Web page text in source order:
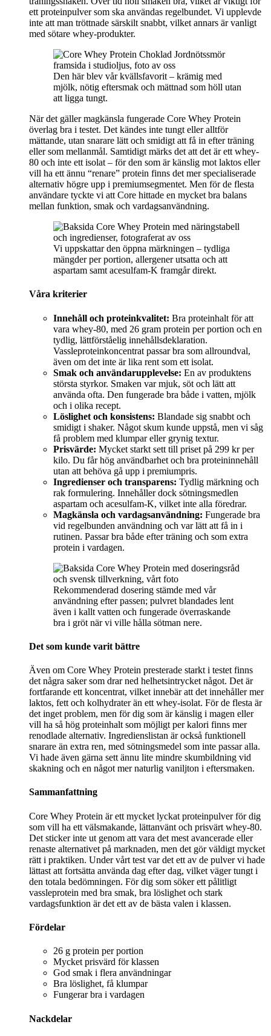
ett proteinpulver som ska användas regelbundet. Vi upplevde
inte att man tröttnade särskilt snabbt, vilket annars är vanligt
med sötare whey-produkter.
Den här blev vår kvällsfavorit – krämig med
mjölk, nötig eftersmak och mättnad som höll utan
att ligga tungt.
När det gäller magkänsla fungerade Core Whey Protein
överlag bra i testet. Det kändes inte tungt eller alltför
mättande, utan snarare lätt och smidigt att få in efter träning
eller som mellanmål. Samtidigt märks det att det är ett whey-
80 och inte ett isolat – för den som är känslig mot laktos eller
vill ha ett ännu “renare” protein finns det mer specialiserade
alternativ högre upp i premiumsegmentet. Men för de flesta
användare tyckte vi att Core hittade en mycket bra balans
mellan funktion, smak och vardagsanvändning.
Vi uppskattar den öppna märkningen – tydliga
mängder per portion, allergener utsatta och att
aspartam samt acesulfam-K framgår direkt.
Våra kriterier
Innehåll och proteinkvalitet: Bra proteinhalt för att
vara whey-80, med 26 gram protein per portion och en
tydlig, lättförståelig innehållsdeklaration.
Vassleproteinkoncentrat passar bra som allroundval,
även om det inte är lika rent som ett isolat.
Smak och användarupplevelse: En av produktens
största styrkor. Smaken var mjuk, söt och lätt att
använda ofta. Den fungerade bra både i vatten, mjölk
och i olika recept.
Löslighet och konsistens: Blandade sig snabbt och
smidigt i shaker. Något skum kunde uppstå, men vi såg
få problem med klumpar eller grynig textur.
Prisvärde: Mycket starkt sett till priset på 299 kr per
kilo. Du får hög användbarhet och bra proteininnehåll
utan att behöva gå upp i premiumpris.
Ingredienser och transparens: Tydlig märkning och
rak formulering. Innehåller dock sötningsmedlen
aspartam och acesulfam-K, vilket inte alla föredrar.
Magkänsla och vardagsanvändning: Fungerade bra
vid regelbunden användning och var lätt att få in i
rutinen. Passar bra både efter träning och som extra
protein i vardagen.
Rekommenderad dosering stämde med vår
användning efter passen; pulvret blandades lent
även i kallt vatten och fungerade överraskande
bra i gröt när vi ville hålla sötman nere.
Det som kunde varit bättre
Även om Core Whey Protein presterade starkt i testet finns
det några saker som drar ned helhetsintrycket något. Det är
fortfarande ett koncentrat, vilket innebär att det innehåller mer
laktos, fett och kolhydrater än ett whey-isolat. För de flesta är
det inget problem, men för dig som är känslig i magen eller
vill ha så hög proteinhalt som möjligt per kalori finns mer
renodlade alternativ. Ingredienslistan är också funktionell
snarare än extra ren, med sötningsmedel som inte passar alla.
Vi hade även gärna sett ännu lite mindre skumbildning vid
skakning och en något mer naturlig vaniljton i eftersmaken.
Sammanfattning
Core Whey Protein är ett mycket lyckat proteinpulver för dig
som vill ha ett välsmakande, lättanvänt och prisvärt whey-80.
Det sticker inte ut genom att vara det mest avancerade eller
renaste alternativet på marknaden, men det gör väldigt mycket
rätt i praktiken. Under vårt test var det ett av de pulver vi hade
lättast att fortsätta använda dag efter dag, vilket väger tungt i
den totala bedömningen. För dig som söker ett pålitligt
vassleprotein med bra smak, bra löslighet och stark
vardagsfunktion är det ett av de bästa valen i klassen.
Fördelar
26 g protein per portion
Mycket prisvärd för klassen
God smak i flera användningar
Bra löslighet, få klumpar
Fungerar bra i vardagen
Nackdelar